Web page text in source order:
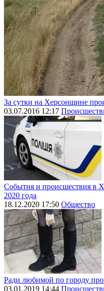
За сутки на Херсонщине
03.07.2016 12:17
События и происшествия в
2020 года
18.12.2020 17:50 Общество
Ради любимой по городу
03.01.2019 14:44